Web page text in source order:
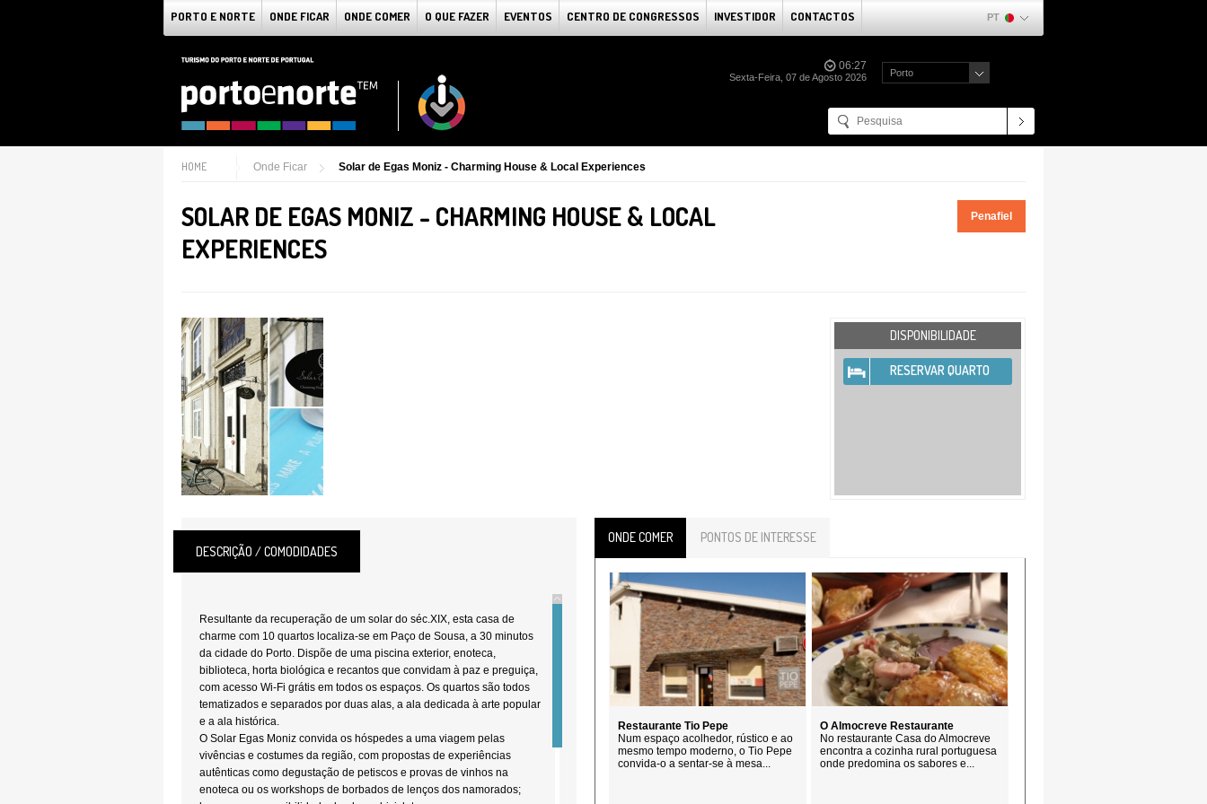
PORTO E NORTE ONDE FICAR ONDE COMER O QUE FAZER EVENTOS CENTRO DE CONGRESSOS INVESTIDOR CONTACTOS PT
06:27
Sexta-Feira, 07 de Agosto 2026 Porto
HOME Onde Ficar Solar de Egas Moniz - Charming House & Local Experiences
SOLAR DE EGAS MONIZ - CHARMING HOUSE & LOCAL
EXPERIENCES
Penafiel
DISPONIBILIDADE
RESERVAR QUARTO
DESCRIÇÃO / COMODIDADES
Resultante da recuperação de um solar do séc.XIX, esta casa de
charme com 10 quartos localiza-se em Paço de Sousa, a 30 minutos
da cidade do Porto. Dispõe de uma piscina exterior, enoteca,
biblioteca, horta biológica e recantos que convidam à paz e preguiça,
com acesso Wi-Fi grátis em todos os espaços. Os quartos são todos
tematizados e separados por duas alas, a ala dedicada à arte popular
e a ala histórica.
O Solar Egas Moniz convida os hóspedes a uma viagem pelas
vivências e costumes da região, com propostas de experiências
autênticas como degustação de petiscos e provas de vinhos na
enoteca ou os workshops de borbados de lenços dos namorados;
ONDE COMER PONTOS DE INTERESSE
Restaurante Tio Pepe
Num espaço acolhedor, rústico e ao
mesmo tempo moderno, o Tio Pepe
convida-o a sentar-se à mesa...
O Almocreve Restaurante
No restaurante Casa do Almocreve
encontra a cozinha rural portuguesa
onde predomina os sabores e...